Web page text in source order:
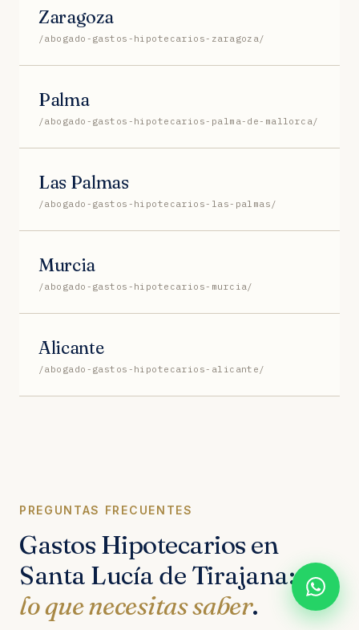
Zaragoza
/abogado-gastos-hipotecarios-zaragoza/
Palma
/abogado-gastos-hipotecarios-palma-de-mallorca/
Las Palmas
/abogado-gastos-hipotecarios-las-palmas/
Murcia
/abogado-gastos-hipotecarios-murcia/
Alicante
/abogado-gastos-hipotecarios-alicante/
PREGUNTAS FRECUENTES
Gastos Hipotecarios en
Santa Lucía de Tirajana:
lo que necesitas saber.